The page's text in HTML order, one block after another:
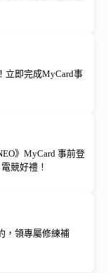
立即完成MyCard事
》MyCard 事前登
競好禮！
，領專屬修練補